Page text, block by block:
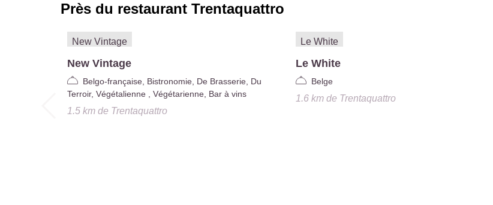
Près du restaurant Trentaquattro
New Vintage
Belgo-française, Bistronomie, De Brasserie, Du
Terroir, Végétalienne , Végétarienne, Bar à vins
1.5 kmde Trentaquattro
Le White
Belge
1.6 kmde Trentaquattro